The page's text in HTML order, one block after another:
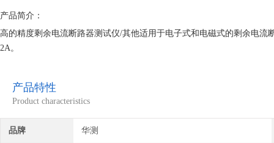
产品简介：
高的精度剩余电流断路器测试仪/其他适用于电子式和电磁式的剩余电流
2A。
产品特性
Product characteristics
品牌 华测